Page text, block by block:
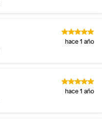
hace 1 año
hace 1 año